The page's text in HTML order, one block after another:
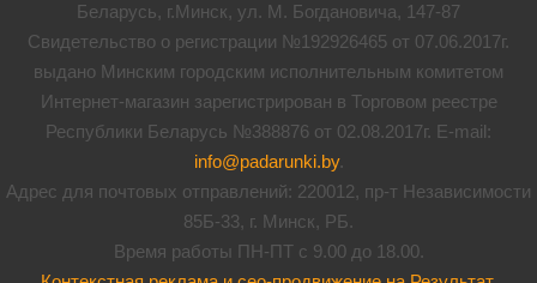
Беларусь, г.Минск, ул. М. Богдановича, 147-87
Свидетельство о регистрации №192926465 от 07.06.2017г.
выдано Минским городским исполнительным комитетом
Интернет-магазин зарегистрирован в Торговом реестре
Республики Беларусь №388876 от 02.08.2017г. E-mail:
info@padarunki.by.
Адрес для почтовых отправлений: 220012, пр-т Независимости
85Б-33, г. Минск, РБ.
Время работы ПН-ПТ с 9.00 до 18.00.